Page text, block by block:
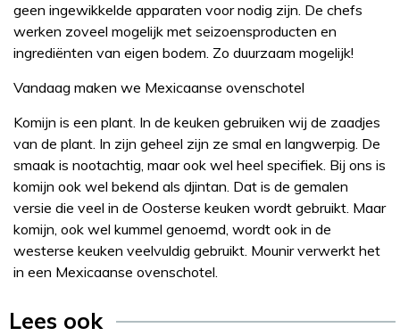
geen ingewikkelde apparaten voor nodig zijn. De chefs
werken zoveel mogelijk met seizoensproducten en
ingrediënten van eigen bodem. Zo duurzaam mogelijk!
Vandaag maken we Mexicaanse ovenschotel
Komijn is een plant. In de keuken gebruiken wij de zaadjes
van de plant. In zijn geheel zijn ze smal en langwerpig. De
smaak is nootachtig, maar ook wel heel specifiek. Bij ons is
komijn ook wel bekend als djintan. Dat is de gemalen
versie die veel in de Oosterse keuken wordt gebruikt. Maar
komijn, ook wel kummel genoemd, wordt ook in de
westerse keuken veelvuldig gebruikt. Mounir verwerkt het
in een Mexicaanse ovenschotel.
Lees ook